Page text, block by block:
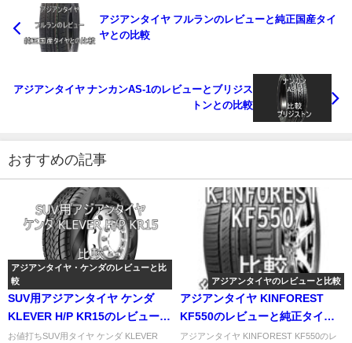
アジアンタイヤ フルランのレビューと純正国産タイ
ヤとの比較
アジアンタイヤ ナンカンAS-1のレビューとブリジス
トンとの比較
おすすめの記事
アジアンタイヤ・ケンダのレビューと比
較
SUV用アジアンタイヤ ケンダ
KLEVER H/P KR15のレビューと
GRANDTREKとの比較
お値打ちSUV用タイヤ ケンダ KLEVER
アジアンタイヤのレビューと比較
アジアンタイヤ KINFOREST
KF550のレビューと純正タイヤ
との比較
アジアンタイヤ KINFOREST KF550のレ